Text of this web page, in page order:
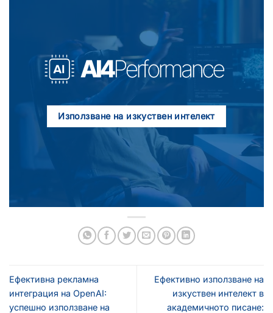
Използване на изкуствен интелект
Ефективна рекламна
интеграция на OpenAI:
успешно използване на
Ефективно използване на
изкуствен интелект в
академичното писане: